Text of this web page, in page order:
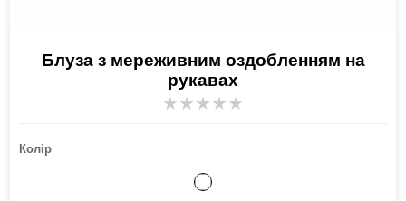
Блуза з мереживним оздобленням на
рукавах
★★★★★
Колір